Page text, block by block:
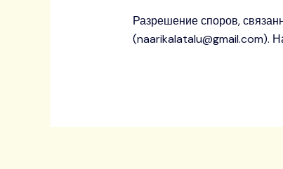
Разрешение споров,
(naarikalatalu@gmail.com).